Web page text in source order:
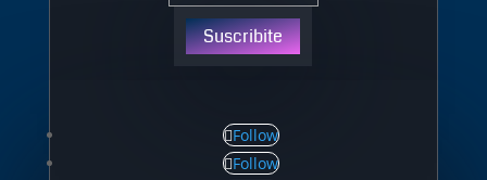
Suscribite
Follow
Follow